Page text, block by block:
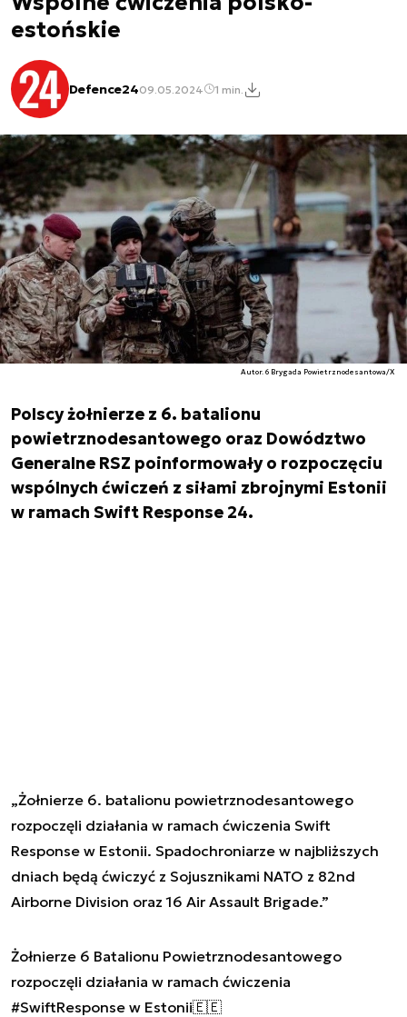
estońskie
Defence2409.05.2024 1 min.
Autor. 6 Brygada Powietrznodesantowa/X
Polscy żołnierze z 6. batalionu
powietrznodesantowego oraz Dowództwo
Generalne RSZ poinformowały o rozpoczęciu
wspólnych ćwiczeń z siłami zbrojnymi Estonii
w ramach Swift Response 24.
„Żołnierze 6. batalionu powietrznodesantowego
rozpoczęli działania w ramach ćwiczenia Swift
Response w Estonii. Spadochroniarze w najbliższych
dniach będą ćwiczyć z Sojusznikami NATO z 82nd
Airborne Division oraz 16 Air Assault Brigade.”
Żołnierze 6 Batalionu Powietrznodesantowego
rozpoczęli działania w ramach ćwiczenia
#SwiftResponse w Estonii🇪🇪